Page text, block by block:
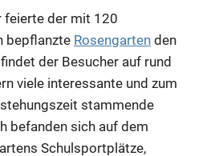
Anzeige
feierte der mit 120
bepflanzte Rosengarten den
der Besucher auf rund
viele interessante und zum
stammende
befanden sich auf dem
Schulsportplätze,